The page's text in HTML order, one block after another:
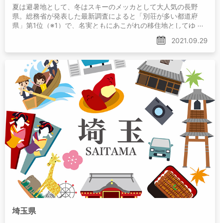
夏は避暑地として、冬はスキーのメッカとして大人気の長野
県。総務省が発表した最新調査によると「別荘が多い都道府
県」第1位（※1）で、名実ともにあこがれの移住地としてゆる
ぎないブランドを誇っていることがわかります。
2021.09.29
埼玉県